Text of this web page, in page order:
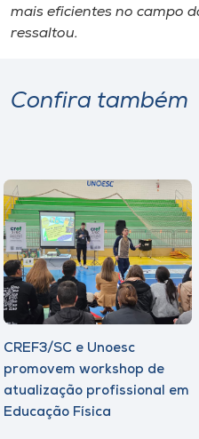
mais eficientes no campo
ressaltou.
Confira também
CREF3/SC e Unoesc
promovem workshop de
atualização profissional em
Educação Física